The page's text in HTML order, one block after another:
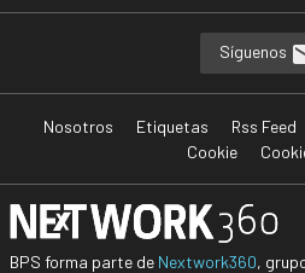
Síguenos
Nosotros Etiquetas Rss Feed
Cookie
BPS forma parte de Nextwork360,